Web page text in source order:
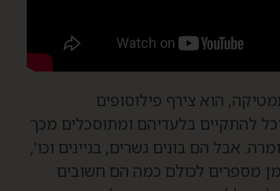
הוא צירף פילוסופים
להתקיים בלעדיהם ומתוסכלים מכך
אבל הם בונים גשרים, בניינים וכו',
מספרים לכולם כמה הם חשובים